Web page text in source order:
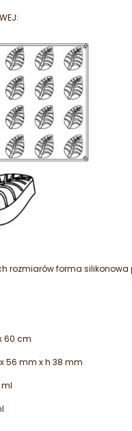
rozmiarów forma
60 cm
56 mm x h 38 mm
ml